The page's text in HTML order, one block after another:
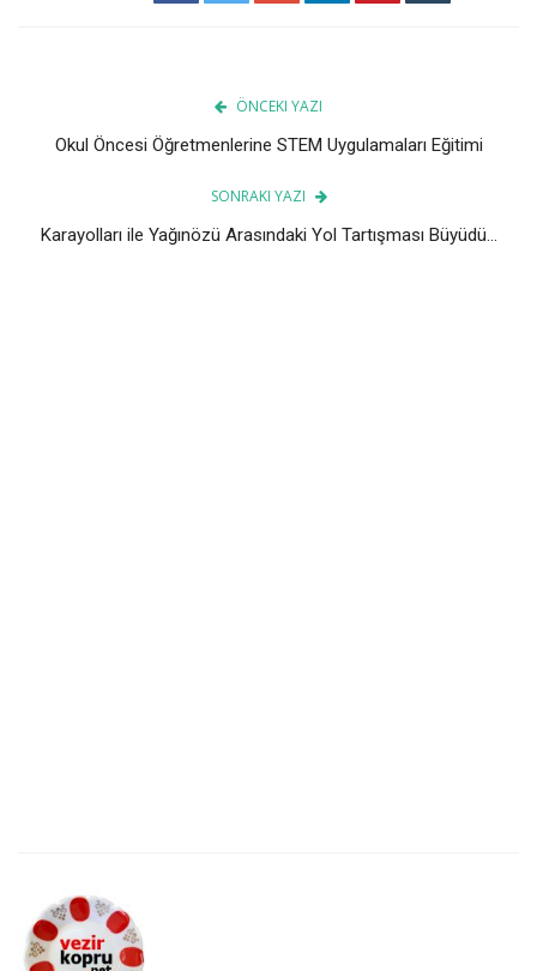
ÖNCEKI YAZI
Okul Öncesi Öğretmenlerine STEM Uygulamaları Eğitimi
SONRAKI YAZI
Karayolları ile Yağınözü Arasındaki Yol Tartışması Büyüdü...